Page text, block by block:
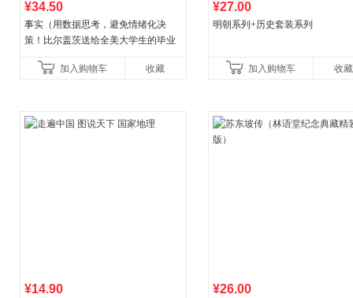
¥34.50
事实（用数据思考，避免情绪化决
策！比尔盖茨送给全美大学生的毕业
书！）读客经管文库
加入购物车 收藏
¥27.00
明朝系列+历史套装系列
加入购物车 收藏
¥14.90 ¥26.00